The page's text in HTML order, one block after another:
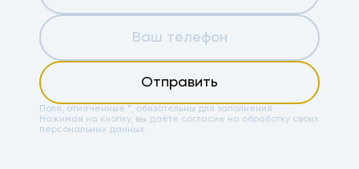
Отправить
Поля, отмеченные *, обязательны для заполнения.
Нажимая на кнопку, вы даёте согласие на обработку своих
персональных данных.